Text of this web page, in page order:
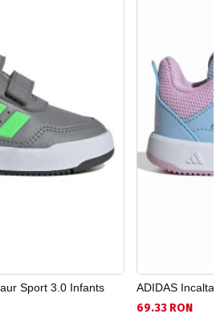
Sport 3.0 Infants ADIDAS
69.33 RON